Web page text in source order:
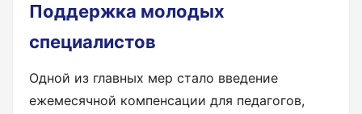
Поддержка молодых
специалистов
Одной из главных мер стало введение
ежемесячной компенсации для педагогов,